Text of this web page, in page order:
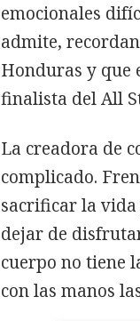
emocionales
admite,
Honduras y que
finalista del All
La creadora de
complicado.
sacrificar la
dejar de
cuerpo no tiene
con las manos